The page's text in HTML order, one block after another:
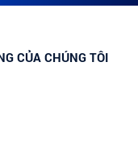
CỦA CHÚNG TÔI